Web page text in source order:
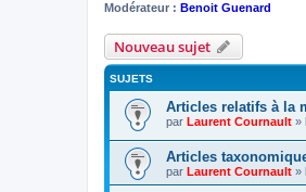
Modérateur : Benoit Guenard
Nouveau sujet
SUJETS
Articles relatifs à la
par Laurent Cournault »
Articles
par Laurent Cournault »